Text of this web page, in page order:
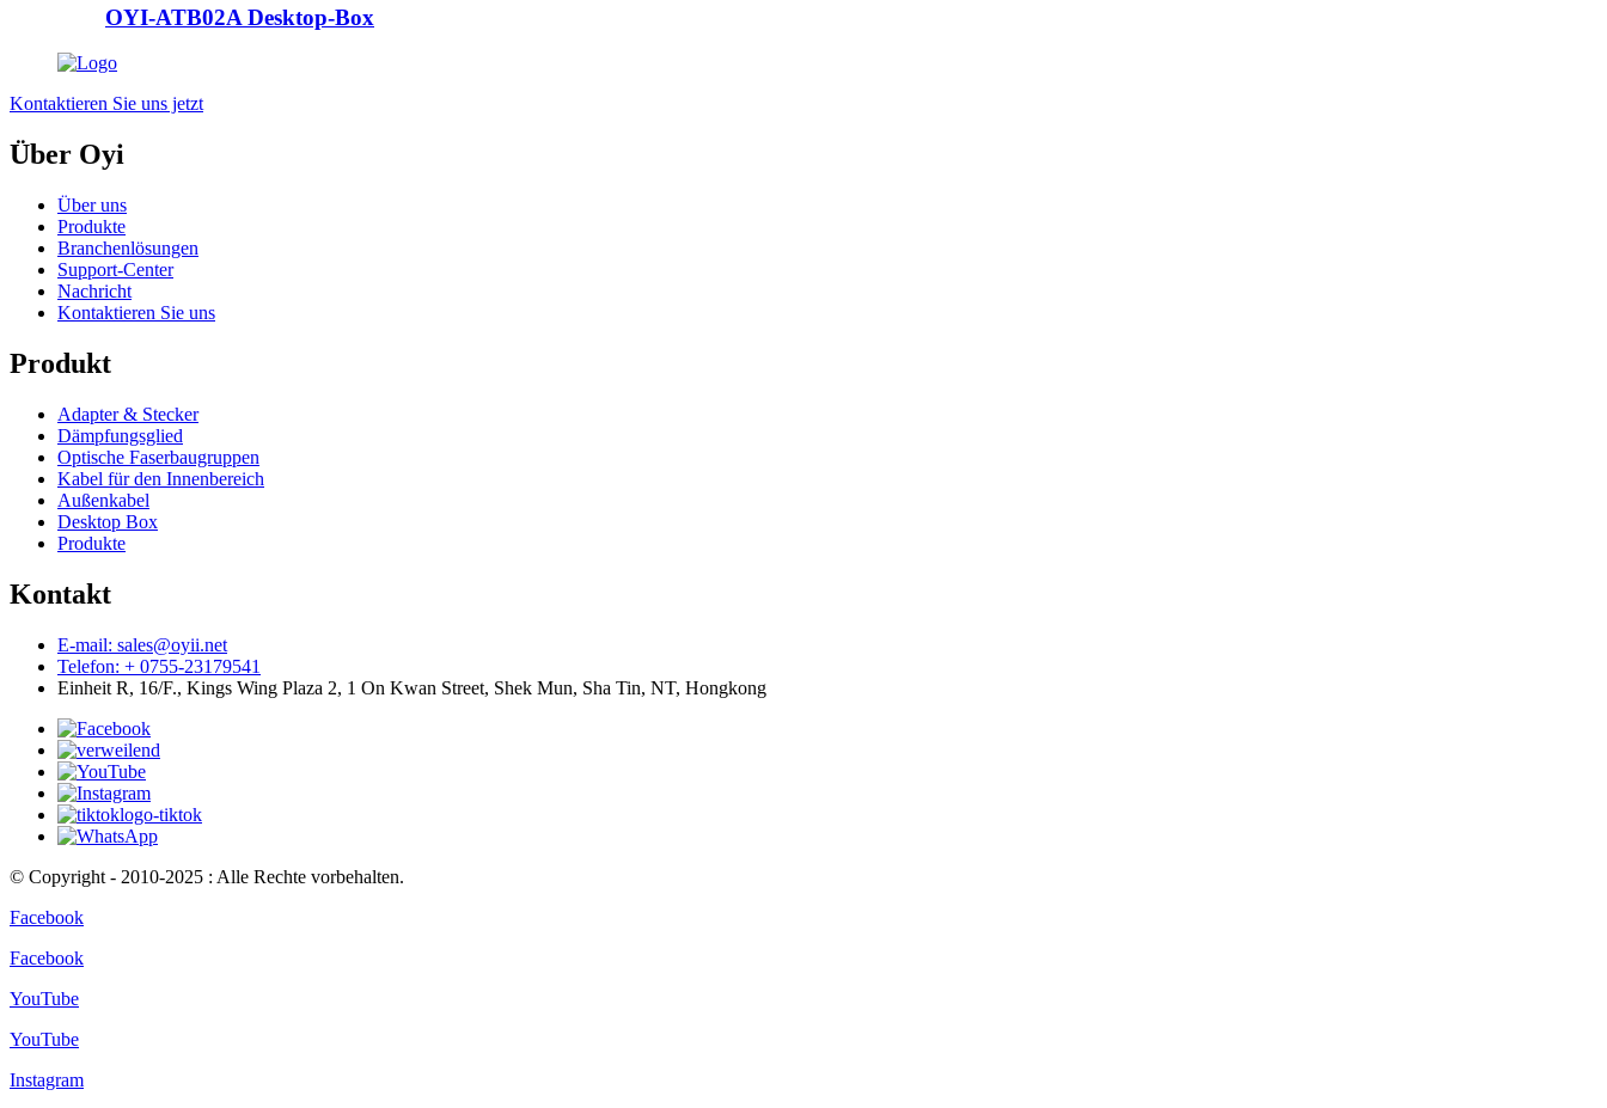
OYI-ATB02A Desktop-Box
Kontaktieren Sie uns jetzt
Über Oyi
Über uns
Produkte
Branchenlösungen
Support-Center
Nachricht
Kontaktieren Sie uns
Produkt
Adapter & Stecker
Dämpfungsglied
Optische Faserbaugruppen
Kabel für den Innenbereich
Außenkabel
Desktop Box
Produkte
Kontakt
E-mail: sales@oyii.net
Telefon: + 0755-23179541
Einheit R, 16/F., Kings Wing Plaza 2, 1 On Kwan Street, Shek Mun, Sha Tin, NT, Hongkong
© Copyright - 2010-2025 : Alle Rechte vorbehalten.
Facebook
Facebook
YouTube
YouTube
Instagram